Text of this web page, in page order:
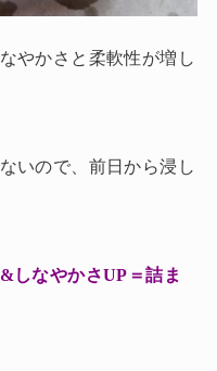
やかさと柔軟性が増し
いので、前日から浸し
しなやかさUP＝詰ま